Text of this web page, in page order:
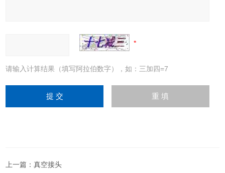
请输入计算结果（填写阿拉伯数字），如：三加四=7
上一篇：真空接头